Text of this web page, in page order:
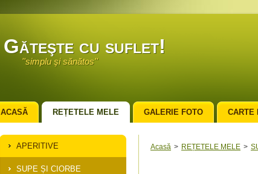
Găteşte cu suflet!
''simplu şi sănătos''
Acasă > REȚETELE MELE >
APERITIVE
SUPE ȘI CIORBE
ACASĂ REȚETELE MELE GALERIE FOTO CARTE